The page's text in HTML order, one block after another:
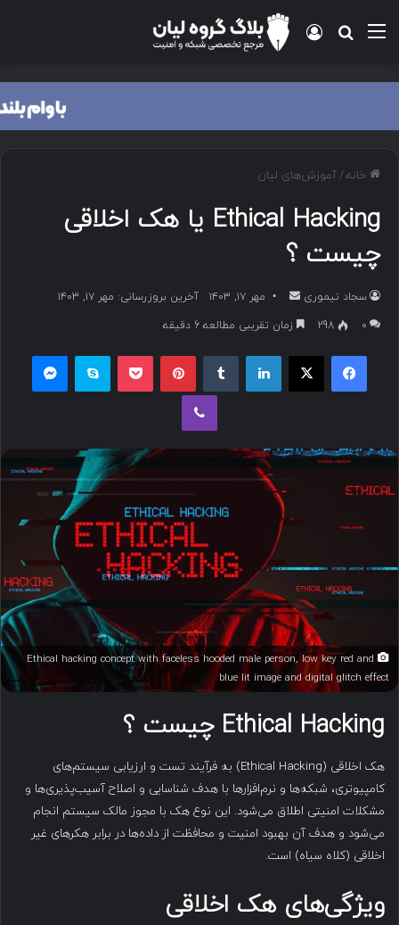
منو جستجو برای
ورود
خانه/آموزش‌های لیان
Ethical Hacking یا هک اخلاقی
چیست ؟
سجاد تیموری
ا
ا
م
ی
مهر ۱۷, ۱۴۰۳
آخرین بروزرسانی: مهر ۱۷, ۱۴۰۳
۰
298 زمان تقریبی مطالعه 6 دقیقه
فیسبوک ایکس لینکداین پینتریست پاکت اسکایپ
وایبر
Ethical hacking concept with faceless hooded male person, low key red and
blue lit image and digital glitch effect
Ethical Hacking چیست ؟
هک اخلاقی (Ethical Hacking) به فرآیند تست و ارزیابی سیستم‌های
کامپیوتری، شبکه‌ها و نرم‌افزارها با هدف شناسایی و اصلاح آسیب‌پذیری‌ها و
مشکلات امنیتی اطلاق می‌شود. این نوع هک با مجوز مالک سیستم انجام
می‌شود و هدف آن بهبود امنیت و محافظت از داده‌ها در برابر هکرهای غیر
اخلاقی (کلاه سیاه) است.
ویژگی‌های هک اخلاقی